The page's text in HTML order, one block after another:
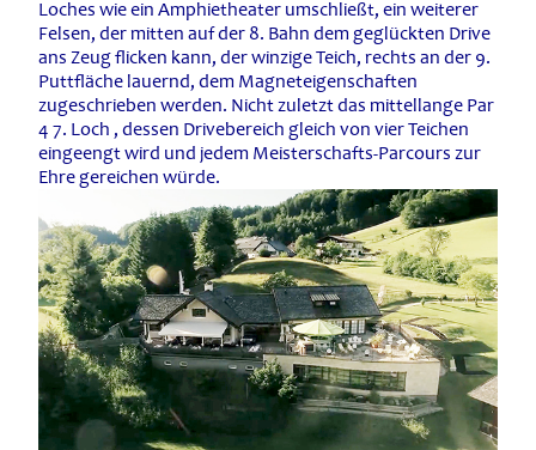
Loches wie ein Amphietheater umschließt, ein weiterer
Felsen, der mitten auf der 8. Bahn dem geglückten Drive
ans Zeug flicken kann, der winzige Teich, rechts an der 9.
Puttfläche lauernd, dem Magneteigenschaften
zugeschrieben werden. Nicht zuletzt das mittellange Par
4 7. Loch , dessen Drivebereich gleich von vier Teichen
eingeengt wird und jedem Meisterschafts-Parcours zur
Ehre gereichen würde.